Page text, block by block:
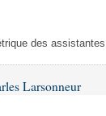
des
Larsonneur